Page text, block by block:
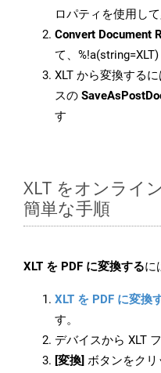
ロパティを使用し
Convert Document
て、
XLT から変換する
スの
す
XLT をオンライ
簡単な手順
XLT を PDF に変換するに
XLT を PDF に変換
す。
デバイスから XLT
[変換] ボタンをクリ